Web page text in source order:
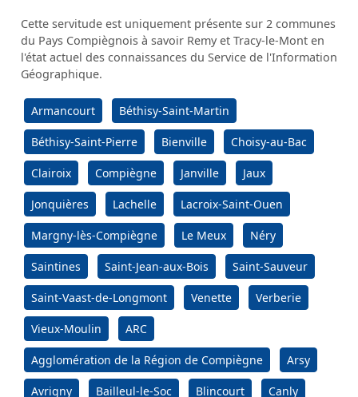
Cette servitude est uniquement présente sur 2 communes
du Pays Compiègnois à savoir Remy et Tracy-le-Mont en
l'état actuel des connaissances du Service de l'Information
Géographique.
Armancourt Béthisy-Saint-Martin
Béthisy-Saint-Pierre Bienville Choisy-au-Bac
Clairoix Compiègne Janville Jaux
Jonquières Lachelle Lacroix-Saint-Ouen
Margny-lès-Compiègne Le Meux Néry
Saintines Saint-Jean-aux-Bois Saint-Sauveur
Saint-Vaast-de-Longmont Venette Verberie
Vieux-Moulin ARC
Agglomération de la Région de Compiègne Arsy
Avrigny Bailleul-le-Soc Blincourt Canly